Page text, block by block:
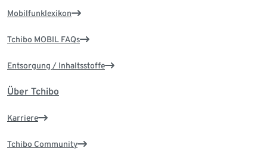
Mobilfunklexikon
Tchibo MOBIL FAQs
Entsorgung / Inhaltsstoffe
Über Tchibo
Karriere
Tchibo Community